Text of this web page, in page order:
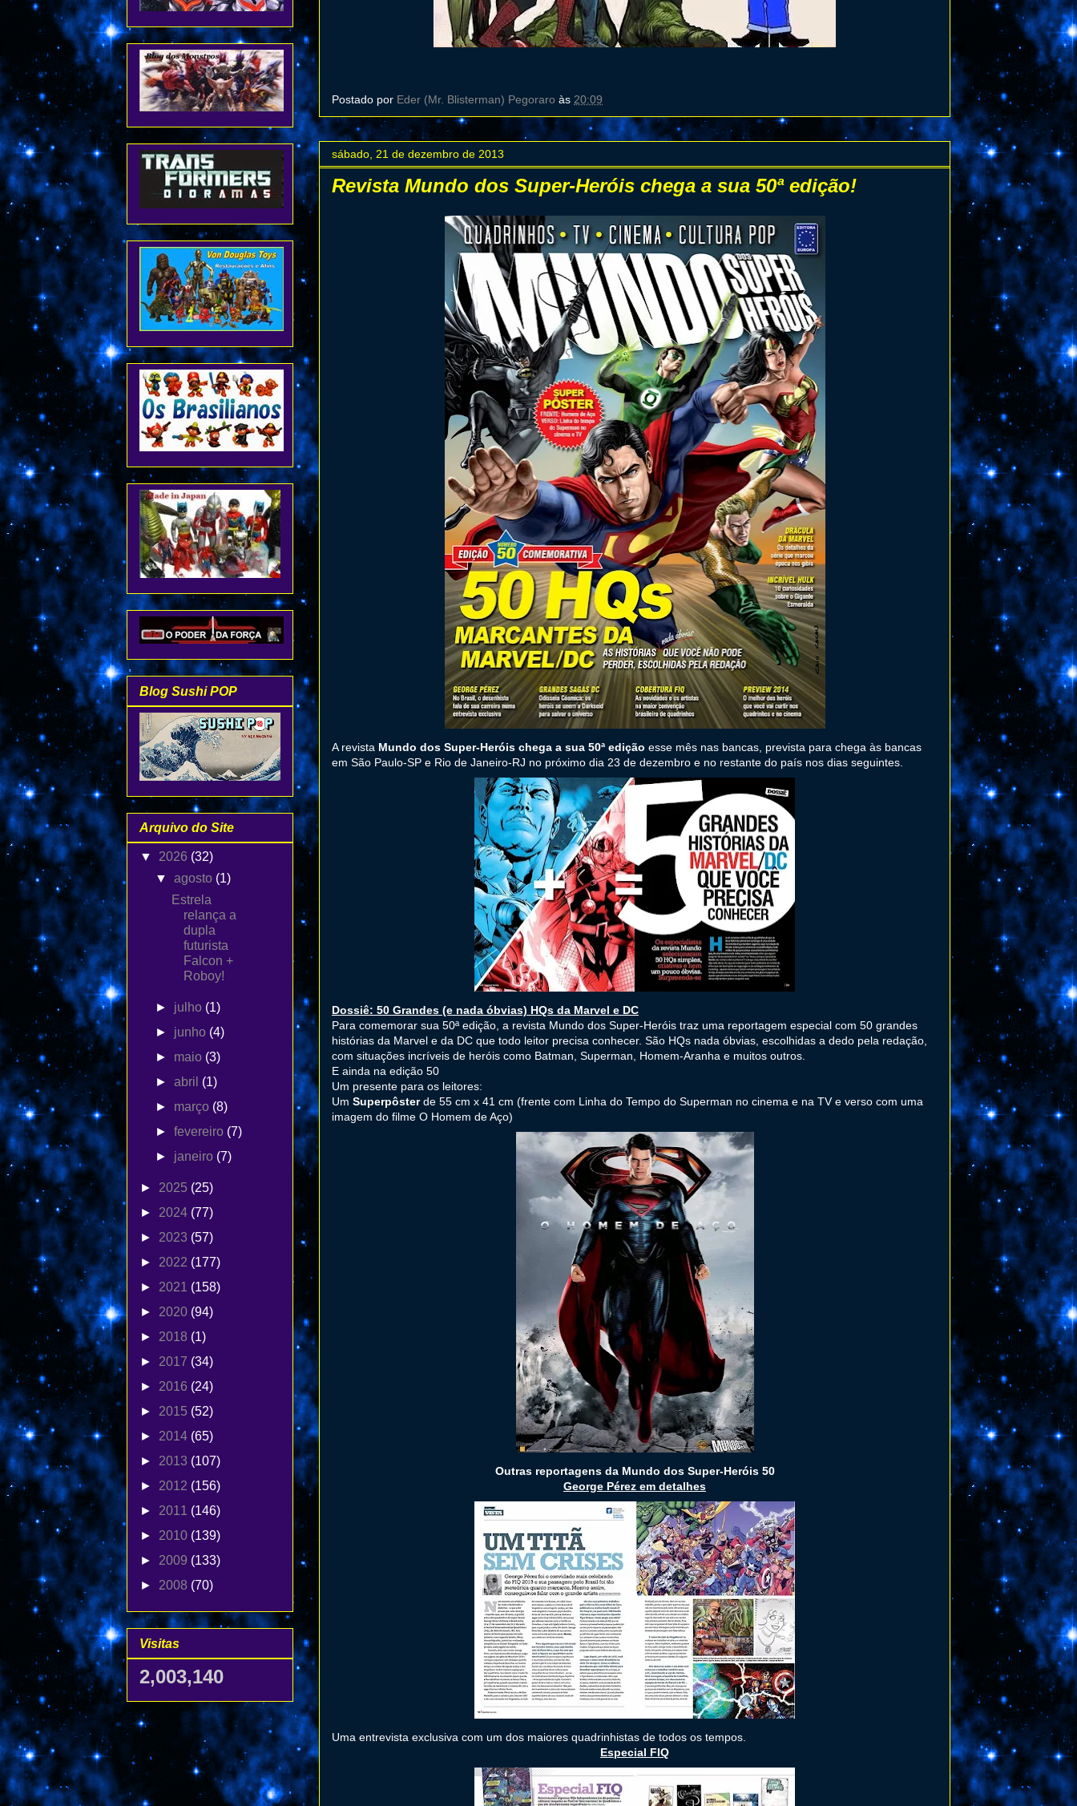
Postado por Eder (Mr. Blisterman) Pegoraro às 20:09
sábado, 21 de dezembro de 2013
Revista Mundo dos Super-Heróis chega a sua 50ª edição!
A revista Mundo dos Super-Heróis chega a sua 50ª edição esse mês nas bancas, prevista para chega às bancas
em São Paulo-SP e Rio de Janeiro-RJ no próximo dia 23 de dezembro e no restante do país nos dias seguintes.
Dossiê: 50 Grandes (e nada óbvias) HQs da Marvel e DC
Para comemorar sua 50ª edição, a revista Mundo dos Super-Heróis traz uma reportagem especial com 50 grandes
histórias da Marvel e da DC que todo leitor precisa conhecer. São HQs nada óbvias, escolhidas a dedo pela redação,
com situações incríveis de heróis como Batman, Superman, Homem-Aranha e muitos outros.
E ainda na edição 50
Um presente para os leitores:
Um Superpôsterde 55 cm x 41 cm (frente com Linha do Tempo do Superman no cinema e na TV e verso com uma
imagem do filme O Homem de Aço)
Outras reportagens da Mundo dos Super-Heróis 50
George Pérez em detalhes
Uma entrevista exclusiva com um dos maiores quadrinhistas de todos os tempos.
Especial FIQ
Blog Sushi POP
Arquivo do Site
▼ 2026 (32)
▼agosto (1)
Estrela
relança a
dupla
futurista
Falcon +
Roboy!
► julho (1)
► junho (4)
► maio (3)
►abril (1)
► março (8)
►fevereiro (7)
► janeiro (7)
► 2025 (25)
► 2024 (77)
► 2023 (57)
► 2022 (177)
► 2021 (158)
► 2020 (94)
► 2018 (1)
► 2017 (34)
► 2016 (24)
► 2015 (52)
► 2014 (65)
► 2013 (107)
► 2012 (156)
► 2011 (146)
► 2010 (139)
► 2009 (133)
► 2008 (70)
Visitas
2,003,140